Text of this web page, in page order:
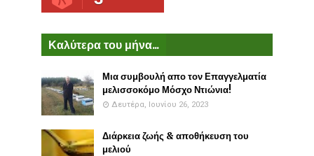
Καλύτερα του μήνα...
Μια συμβουλή απο τον Επαγγελματία
μελισσοκόμο Μόσχο Ντιώνια!
Δευτέρα, Ιουνίου 26, 2023
Διάρκεια ζωής & αποθήκευση του
μελιού